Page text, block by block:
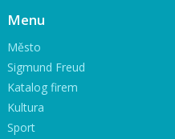
Menu
Město
Sigmund Freud
Katalog firem
Kultura
Sport